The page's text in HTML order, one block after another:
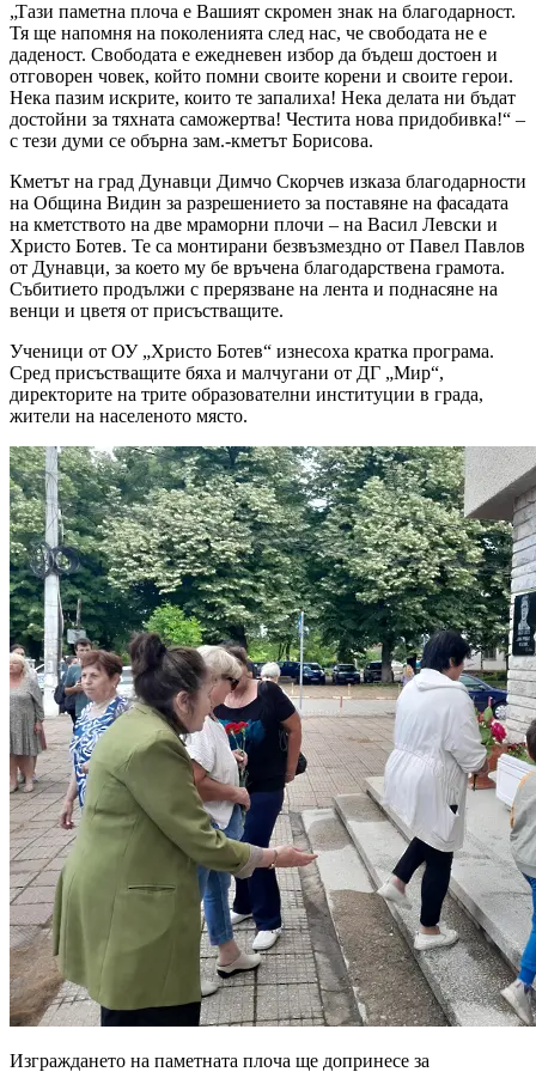
„Тази паметна плоча е Вашият скромен знак на благодарност.
Тя ще напомня на поколенията след нас, че свободата не е
даденост. Свободата е ежедневен избор да бъдеш достоен и
отговорен човек, който помни своите корени и своите герои.
Нека пазим искрите, които те запалиха! Нека делата ни бъдат
достойни за тяхната саможертва! Честита нова придобивка!“ –
с тези думи се обърна зам.-кметът Борисова.
Кметът на град Дунавци Димчо Скорчев изказа благодарности
на Община Видин за разрешението за поставяне на фасадата
на кметството на две мраморни плочи – на Васил Левски и
Христо Ботев. Те са монтирани безвъзмездно от Павел Павлов
от Дунавци, за което му бе връчена благодарствена грамота.
Събитието продължи с прерязване на лента и поднасяне на
венци и цветя от присъстващите.
Ученици от ОУ „Христо Ботев“ изнесоха кратка програма.
Сред присъстващите бяха и малчугани от ДГ „Мир“,
директорите на трите образователни институции в града,
жители на населеното място.
Изграждането на паметната плоча ще допринесе за